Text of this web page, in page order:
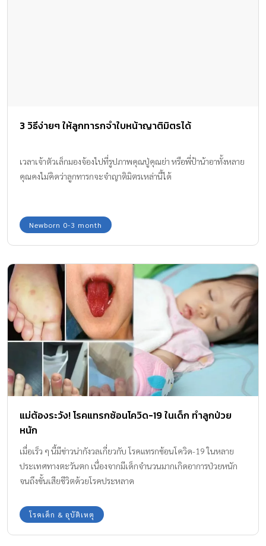
3 วิธีง่ายๆ ให้ลูกทารกจำใบหน้าญาติมิตรได้
เวลาเจ้าตัวเล็กมองจ้องไปที่รูปภาพคุณปู่คุณย่า หรือพี่ป้าน้าอาทั้งหลาย
คุณคงไม่คิดว่าลูกทารกจะจำญาติมิตรเหล่านี้ได้
Newborn 0-3 month
แม่ต้องระวัง! โรคแทรกซ้อนโควิด-19 ในเด็ก ทำลูกป่วย
หนัก
เมื่อเร็ว ๆ นี้มีข่าวน่ากังวลเกี่ยวกับ โรคแทรกซ้อนโควิด-19 ในหลาย
ประเทศทางตะวันตก เนื่องจากมีเด็กจำนวนมากเกิดอาการป่วยหนัก
จนถึงขั้นเสียชีวิตด้วยโรคประหลาด
โรคเด็ก & อุบัติเหตุ